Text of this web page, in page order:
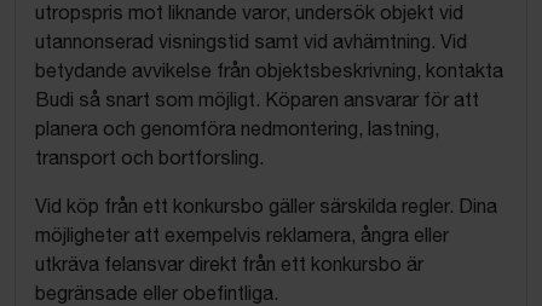
utropspris mot liknande varor, undersök objekt vid
utannonserad visningstid samt vid avhämtning. Vid
betydande avvikelse från objektsbeskrivning, kontakta
Budi så snart som möjligt. Köparen ansvarar för att
planera och genomföra nedmontering, lastning,
transport och bortforsling.
Vid köp från ett konkursbo gäller särskilda regler. Dina
möjligheter att exempelvis reklamera, ångra eller
utkräva felansvar direkt från ett konkursbo är
begränsade eller obefintliga.